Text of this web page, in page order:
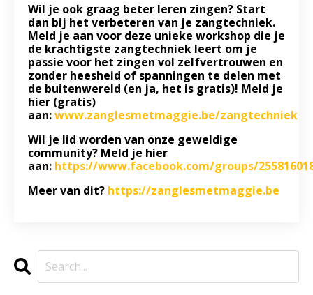
Wil je ook graag beter leren zingen? Start
dan bij het verbeteren van je zangtechniek.
Meld je aan voor deze unieke workshop die je
de krachtigste zangtechniek leert om je
passie voor het zingen vol zelfvertrouwen en
zonder heesheid of spanningen te delen met
de buitenwereld (en ja, het is gratis)! Meld je
hier (gratis)
aan:www.zanglesmetmaggie.be/zangtechniek
Wil je lid worden van onze geweldige
community? Meld je hier
aan: https://www.facebook.com/groups/
Meer van dit? https://zanglesmetmaggie.be